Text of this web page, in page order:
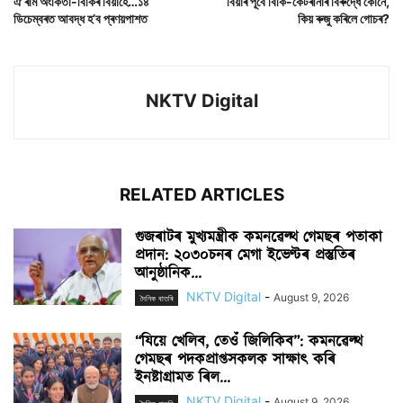
ডিচেম্বৰত আবদ্ধ হ’ব প্ৰণয়পাশত
কিয় ৰুজু কৰিলে গোচৰ?
NKTV Digital
RELATED ARTICLES
গুজৰাটৰ মুখ্যমন্ত্ৰীক কমনৱেল্থ গেমছৰ পতাকা
প্ৰদান: ২০৩০চনৰ মেগা ইভেণ্টৰ প্ৰস্তুতিৰ
আনুষ্ঠানিক...
দৈনিক বাতৰি NKTV Digital - August 9, 2026
“যিয়ে খেলিব, তেওঁ জিলিকিব”: কমনৱেল্থ
গেমছৰ পদকপ্ৰাপ্তসকলক সাক্ষাৎ কৰি
ইনষ্টাগ্ৰামত ৰিল...